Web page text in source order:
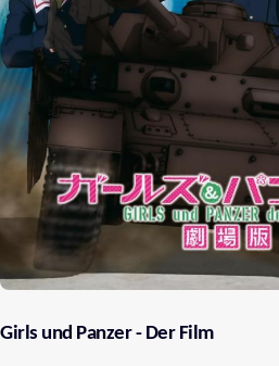
Girls und Panzer - Der Film